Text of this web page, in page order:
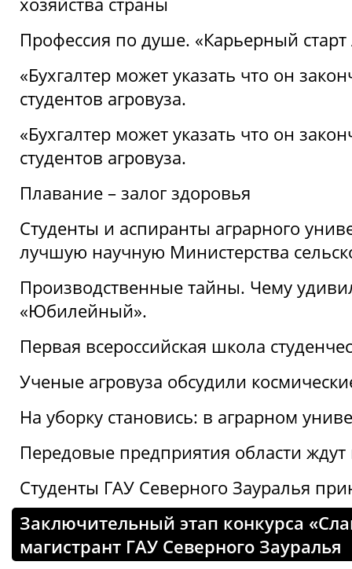
Профессия по душе. «Карьерный
«Бухгалтер может указать что он
студентов агровуза.
«Бухгалтер может указать что он
студентов агровуза.
Плавание – залог здоровья
Студенты и аспиранты аграрного
лучшую научную Министерства
Производственные тайны. Чему
«Юбилейный».
Первая всероссийская школа
Ученые агровуза обсудили
На уборку становись: в аграрном
Передовые предприятия области ждут
Студенты ГАУ Северного Зауралья
Заключительный этап конкурса
магистрант ГАУ Северного Зауралья